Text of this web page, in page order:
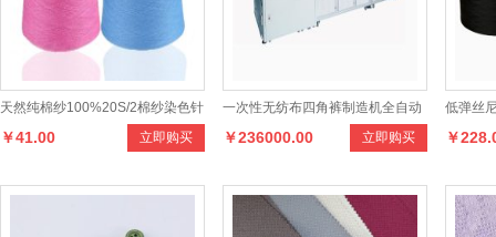
天然纯棉纱100%20S/2棉纱染色针
织毛衣织袜原料色纱 立即购买
￥41.00
一次性无纺布四角裤制造机全自动
平角裤成型机足浴桑拿裤制造机器
立即购买
￥236000.00
低弹丝
织辅料
￥